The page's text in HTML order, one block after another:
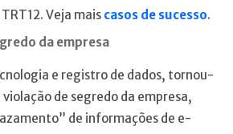
Veja mais casos de sucesso.
da empresa
e registro de dados, tornou-
de segredo da empresa,
de informações de e-